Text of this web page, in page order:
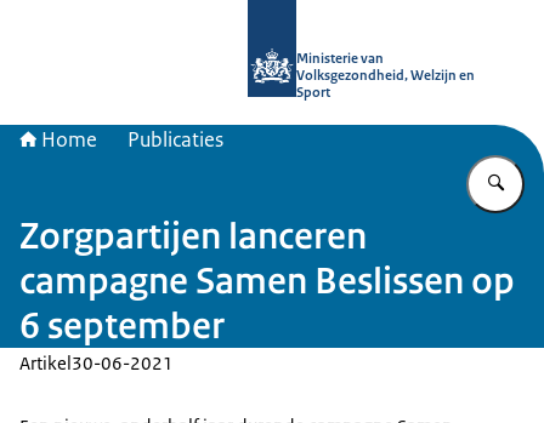
Ministerie van
Volksgezondheid, Welzijn en
Sport
Home Publicaties
Zorgpartijen lanceren
campagne Samen Beslissen op
6 september
Artikel30-06-2021